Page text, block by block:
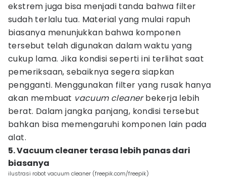
ekstrem juga bisa menjadi tanda bahwa filter
sudah terlalu tua. Material yang mulai rapuh
biasanya menunjukkan bahwa komponen
tersebut telah digunakan dalam waktu yang
cukup lama. Jika kondisi seperti ini terlihat saat
pemeriksaan, sebaiknya segera siapkan
pengganti. Menggunakan filter yang rusak hanya
akan membuat vacuum cleanerbekerja lebih
berat. Dalam jangka panjang, kondisi tersebut
bahkan bisa memengaruhi komponen lain pada
alat.
5. Vacuum cleaner terasa lebih panas dari
biasanya
ilustrasi robot vacuum cleaner (freepik.com/freepik)